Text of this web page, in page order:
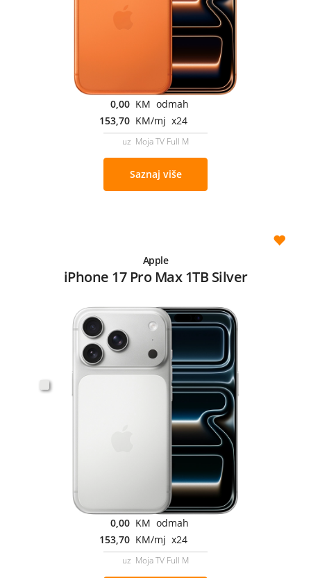
0,00 KM odmah
153,70 KM/mj x24
uz Moja TV Full M
Saznaj više
Apple
iPhone 17 Pro Max 1TB Silver
0,00 KM odmah
153,70 KM/mj x24
uz Moja TV Full M